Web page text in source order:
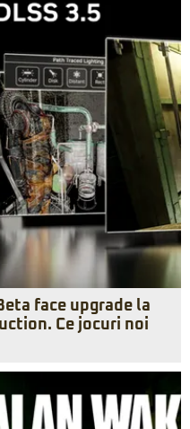
face upgrade la
Ce jocuri noi